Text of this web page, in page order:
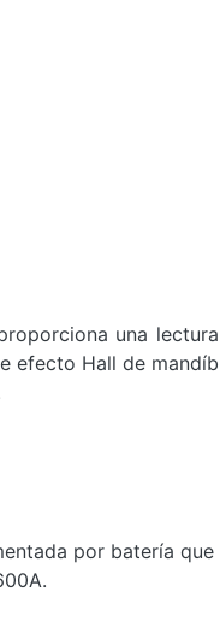
una
Hall de
por batería